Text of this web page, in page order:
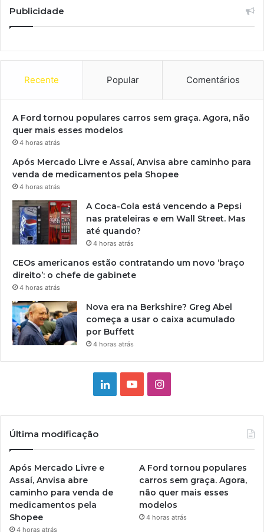
Publicidade
Recente Popular Comentários
A Ford tornou populares carros sem graça. Agora, não
quer mais esses modelos
4 horas atrás
Após Mercado Livre e Assaí, Anvisa abre caminho para
venda de medicamentos pela Shopee
4 horas atrás
A Coca-Cola está vencendo a Pepsi
nas prateleiras e em Wall Street. Mas
até quando?
4 horas atrás
CEOs americanos estão contratando um novo ‘braço
direito’: o chefe de gabinete
4 horas atrás
Nova era na Berkshire? Greg Abel
começa a usar o caixa acumulado
por Buffett
4 horas atrás
LinkedinYouTubeInstagram
Última modificação
Após Mercado Livre e
Assaí, Anvisa abre
caminho para venda de
medicamentos pela
Shopee
4 horas atrás
A Ford tornou populares
carros sem graça. Agora,
não quer mais esses
modelos
4 horas atrás